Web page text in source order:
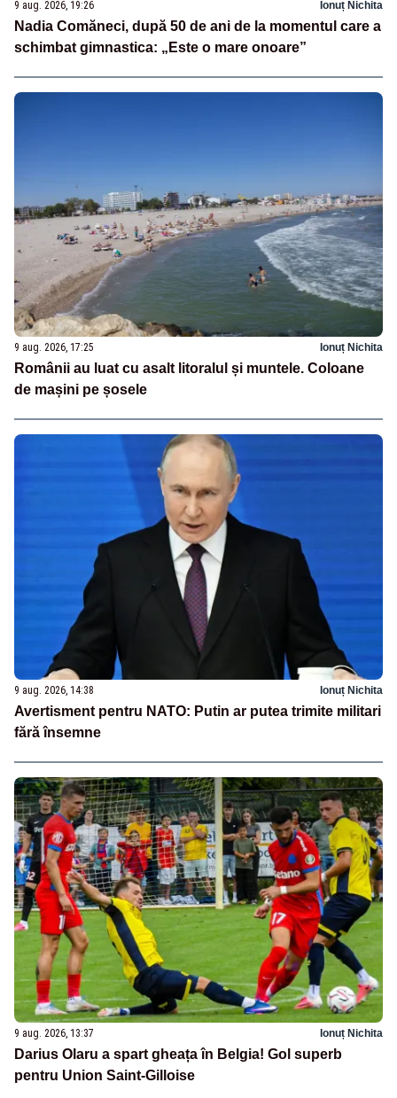
9 aug. 2026, 19:26 Ionuț Nichita
Nadia Comăneci, după 50 de ani de la momentul care a
schimbat gimnastica: „Este o mare onoare”
9 aug. 2026, 17:25 Ionuț Nichita
Românii au luat cu asalt litoralul și muntele. Coloane
de mașini pe șosele
9 aug. 2026, 14:38 Ionuț Nichita
Avertisment pentru NATO: Putin ar putea trimite militari
fără însemne
9 aug. 2026, 13:37 Ionuț Nichita
Darius Olaru a spart gheața în Belgia! Gol superb
pentru Union Saint-Gilloise